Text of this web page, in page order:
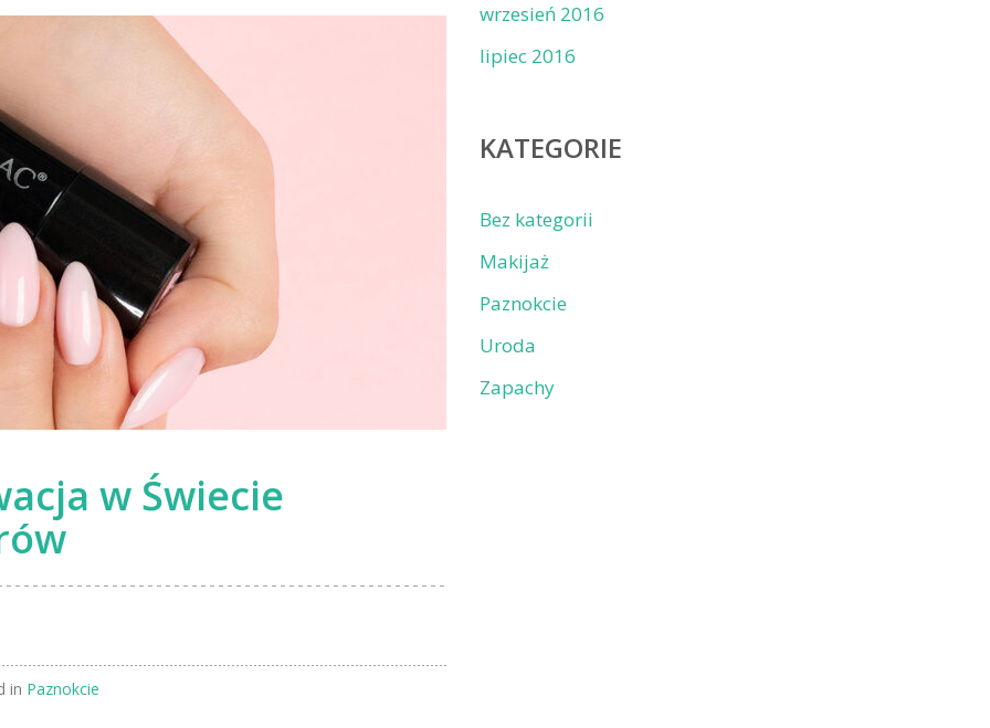
w Świecie
in Paznokcie
wrzesień 2016
lipiec 2016
KATEGORIE
Bez kategorii
Makijaż
Paznokcie
Uroda
Zapachy